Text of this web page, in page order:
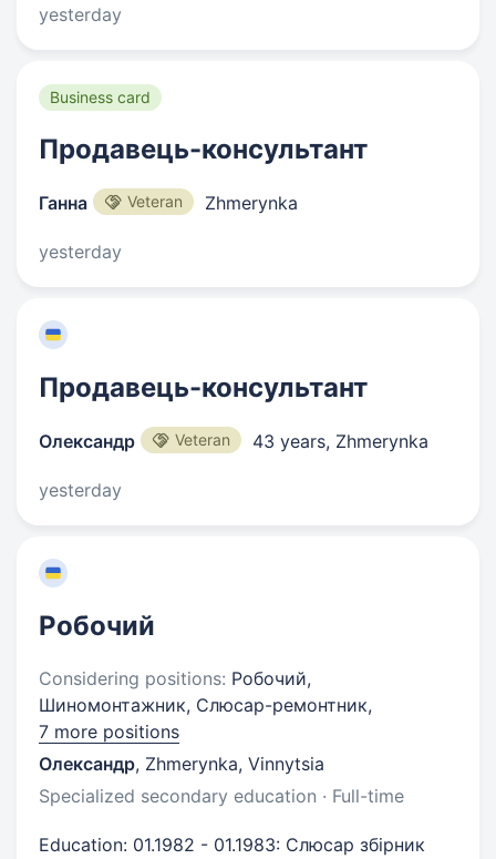
yesterday
Business card
Продавець-консультант
Ганна Veteran Zhmerynka
yesterday
Продавець-консультант
Олександр Veteran 43 years, Zhmerynka
yesterday
Робочий
Considering positions: Робочий,
Шиномонтажник, Слюсар-ремонтник,
7 more positions
Олександр, Zhmerynka, Vinnytsia
Specialized secondary education · Full-time
Education: 01.1982 - 01.1983: Слюсар збірник